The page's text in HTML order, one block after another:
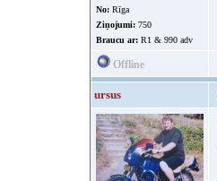
No: Rīga
Ziņojumi: 750
Braucu ar: R1 & 990 adv
Offline
ursus